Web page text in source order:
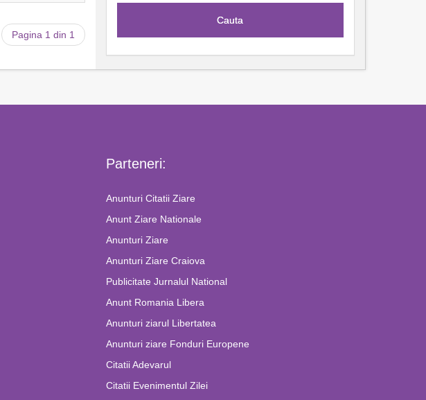
Pagina 1 din 1
Cauta
Parteneri:
Anunturi Citatii Ziare
Anunt Ziare Nationale
Anunturi Ziare
Anunturi Ziare Craiova
Publicitate Jurnalul National
Anunt Romania Libera
Anunturi ziarul Libertatea
Anunturi ziare Fonduri Europene
Citatii Adevarul
Citatii Evenimentul Zilei